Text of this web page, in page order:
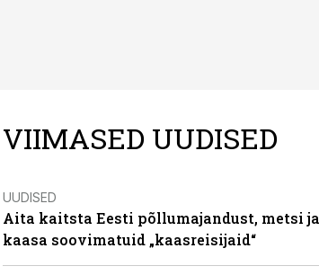
VIIMASED UUDISED
UUDISED
Aita kaitsta Eesti põllumajandust, metsi
kaasa soovimatuid „kaasreisijaid“